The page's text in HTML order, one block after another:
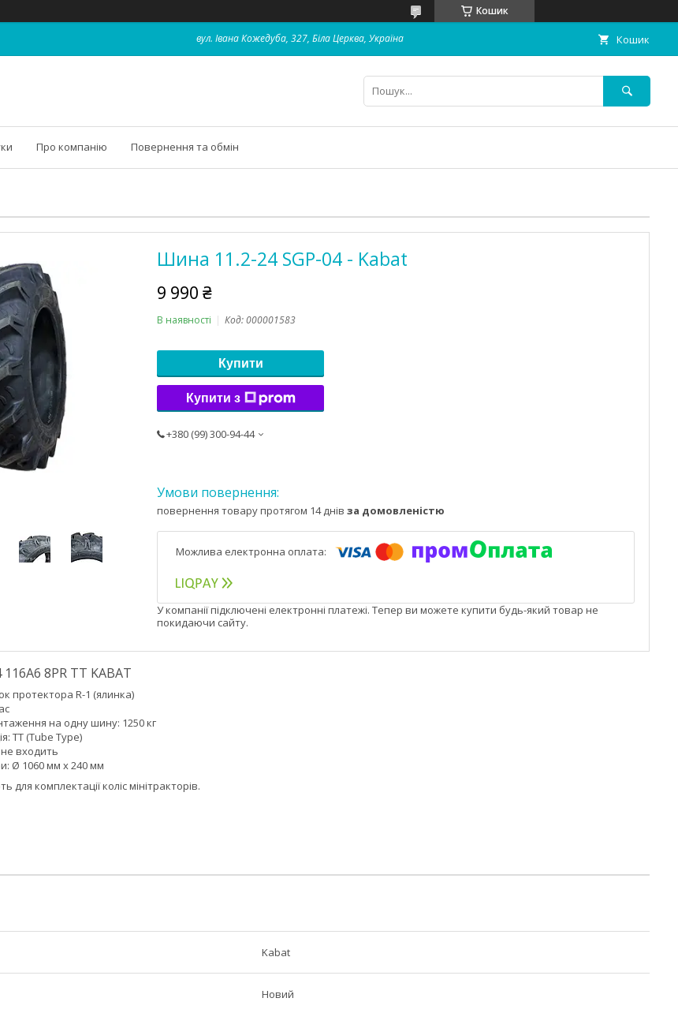
Кошик
вул. Івана Кожедуба, 327, Біла Церква, Україна Кошик
Про компанію Повернення та обмін
Шина 11.2-24 SGP-04 - Kabat
9 990 ₴
В наявності Код:000001583
Купити
Купити з
+380 (99) 300-94-44
повернення товару протягом 14 днів за домовленістю
У компанії підключені електронні платежі. Тепер ви можете купити будь-який товар не
покидаючи сайту.
8PR ТТ KABAT
протектора R-1 (ялинка)
на одну шину: 1250 кг
TT (Tube Type)
входить
Ø 1060 мм x 240 мм
для комплектації коліс мінітракторів.
Kabat
Новий